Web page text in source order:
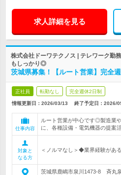
求人詳細を見る
株式会社ドーワテクノス | テレワーク
もしっかり◎
茨城県募集！【ルート営業】完全
正社員 転勤なし 完全週休2日制
情報更新日：2026/03/13 終了予定日： 2026/
仕事内容
ルート営業が中心です◎製造業
に、各種設備・電気機器の提案
対象と
なる方
＜ノルマなし＞◆業界経験があ
茨城県鹿嶋市泉川1473-8 斉丸